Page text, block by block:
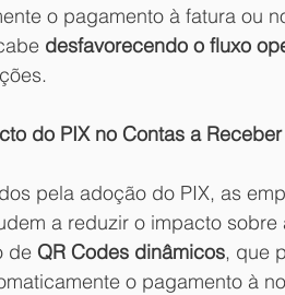
o pagamento à fatura ou
desfavorecendo o fluxo
do PIX no Contas a Receber
pela adoção do PIX, as
a reduzir o impacto
de QR Codes dinâmicos, que
o pagamento à